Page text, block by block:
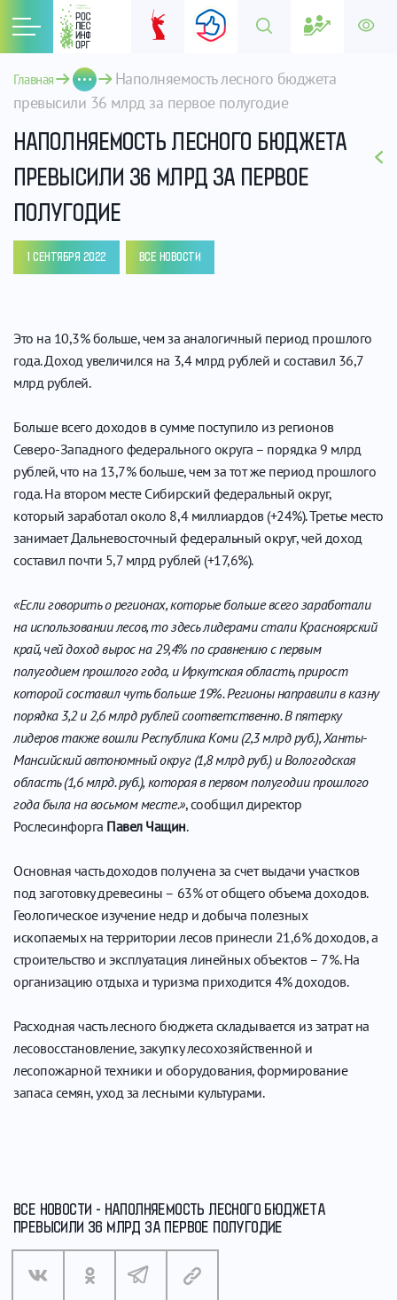
Главная
Наполняемость лесного бюджета
превысили 36 млрд за первое полугодие
НАПОЛНЯЕМОСТЬ ЛЕСНОГО БЮДЖЕТА
ПРЕВЫСИЛИ 36 МЛРД ЗА ПЕРВОЕ
ПОЛУГОДИЕ
1 СЕНТЯБРЯ 2022 ВСЕ НОВОСТИ
Это на 10,3% больше, чем за аналогичный период прошлого
года. Доход увеличился на 3,4 млрд рублей и составил 36,7
млрд рублей.
Больше всего доходов в сумме поступило из регионов
Северо-Западного федерального округа – порядка 9 млрд
рублей, что на 13,7% больше, чем за тот же период прошлого
года. На втором месте Сибирский федеральный округ,
который заработал около 8,4 миллиардов (+24%). Третье место
занимает Дальневосточный федеральный округ, чей доход
составил почти 5,7 млрд рублей (+17,6%).
«Если говорить о регионах, которые больше всего заработали
на использовании лесов, то здесь лидерами стали Красноярский
край, чей доход вырос на 29,4% по сравнению с первым
полугодием прошлого года, и Иркутская область, прирост
которой составил чуть больше 19%. Регионы направили в казну
порядка 3,2 и 2,6 млрд рублей соответственно. В пятерку
лидеров также вошли Республика Коми (2,3 млрд руб.), Ханты-
Мансийский автономный округ (1,8 млрд руб.) и Вологодская
область (1,6 млрд. руб.), которая в первом полугодии прошлого
года была на восьмом месте.», сообщил директор
Рослесинфорга Павел Чащин.
Основная часть доходов получена за счет выдачи участков
под заготовку древесины – 63% от общего объема доходов.
Геологическое изучение недр и добыча полезных
ископаемых на территории лесов принесли 21,6% доходов, а
строительство и эксплуатация линейных объектов – 7%. На
организацию отдыха и туризма приходится 4% доходов.
Расходная часть лесного бюджета складывается из затрат на
лесовосстановление, закупку лесохозяйственной и
лесопожарной техники и оборудования, формирование
запаса семян, уход за лесными культурами.
ВСЕ НОВОСТИ - НАПОЛНЯЕМОСТЬ ЛЕСНОГО БЮДЖЕТА
ПРЕВЫСИЛИ 36 МЛРД ЗА ПЕРВОЕ ПОЛУГОДИЕ